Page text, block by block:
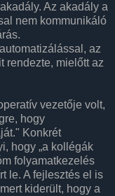
Az akadály a
nem kommunikáló
az
rendezte, mielőtt az
vezetője volt,
hogy
Konkrét
hogy „a kollégák
folyamatkezelés
le. A fejlesztés el is
kiderült, hogy a